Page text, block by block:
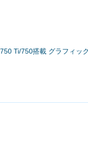
Ti/750搭載 グラフィッ